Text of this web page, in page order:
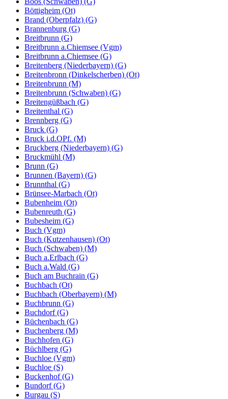
Böttigheim (Ot)
Brand (Oberpfalz) (G)
Brannenburg (G)
Breitbrunn (G)
Breitbrunn a.Chiemsee (Vgm)
Breitbrunn a.Chiemsee (G)
Breitenberg (Niederbayern) (G)
Breitenbronn (Dinkelscherben) (Ot)
Breitenbrunn (M)
Breitenbrunn (Schwaben) (G)
Breitengüßbach (G)
Breitenthal (G)
Brennberg (G)
Bruck (G)
Bruck i.d.OPf. (M)
Bruckberg (Niederbayern) (G)
Bruckmühl (M)
Brunn (G)
Brunnen (Bayern) (G)
Brunnthal (G)
Brünsee-Marbach (Ot)
Bubenheim (Ot)
Bubenreuth (G)
Bubesheim (G)
Buch (Vgm)
Buch (Kutzenhausen) (Ot)
Buch (Schwaben) (M)
Buch a.Erlbach (G)
Buch a.Wald (G)
Buch am Buchrain (G)
Buchbach (Ot)
Buchbach (Oberbayern) (M)
Buchbrunn (G)
Buchdorf (G)
Büchenbach (G)
Buchenberg (M)
Buchhofen (G)
Büchlberg (G)
Buchloe (Vgm)
Buchloe (S)
Buckenhof (G)
Bundorf (G)
Burgau (S)